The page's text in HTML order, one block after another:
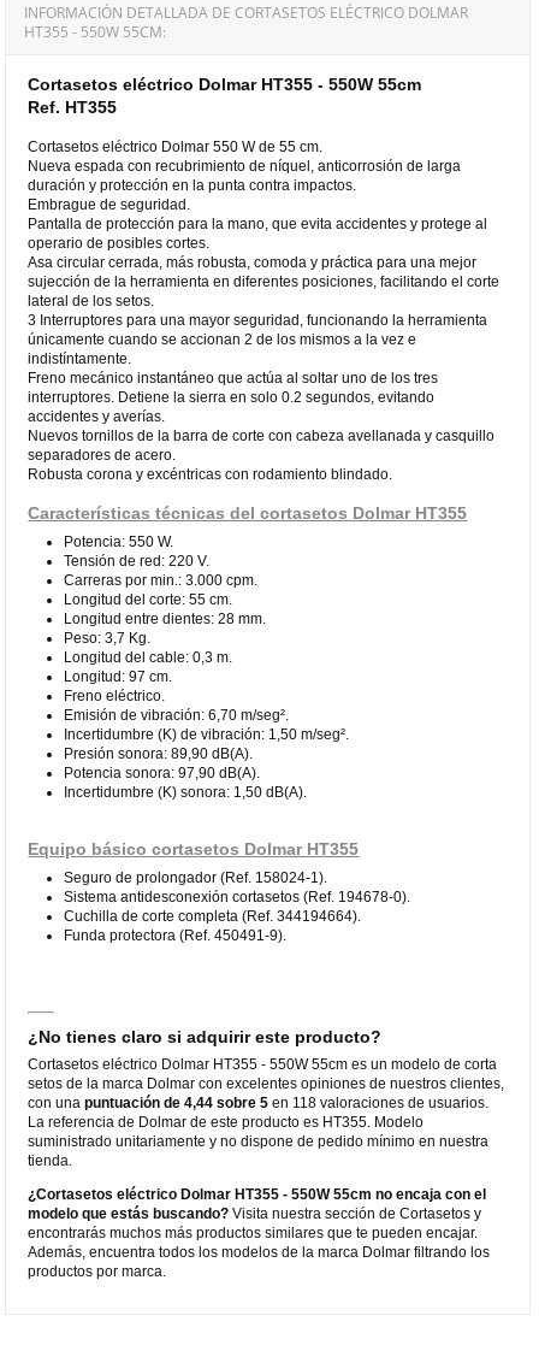
INFORMACIÓN DETALLADA DE CORTASETOS ELÉCTRICO DOLMAR
HT355 - 550W 55CM:
Cortasetos eléctrico Dolmar HT355 - 550W 55cm
Ref. HT355
Cortasetos eléctrico Dolmar 550 W de 55 cm.
Nueva espada con recubrimiento de níquel, anticorrosión de larga
duración y protección en la punta contra impactos.
Embrague de seguridad.
Pantalla de protección para la mano, que evita accidentes y protege al
operario de posibles cortes.
Asa circular cerrada, más robusta, comoda y práctica para una mejor
sujección de la herramienta en diferentes posiciones, facilitando el corte
lateral de los setos.
3 Interruptores para una mayor seguridad, funcionando la herramienta
únicamente cuando se accionan 2 de los mismos a la vez e
indistíntamente.
Freno mecánico instantáneo que actúa al soltar uno de los tres
interruptores. Detiene la sierra en solo 0.2 segundos, evitando
accidentes y averías.
Nuevos tornillos de la barra de corte con cabeza avellanada y casquillo
separadores de acero.
Robusta corona y excéntricas con rodamiento blindado.
Características técnicas del cortasetos Dolmar HT355
Potencia: 550 W.
Tensión de red: 220 V.
Carreras por min.: 3.000 cpm.
Longitud del corte: 55 cm.
Longitud entre dientes: 28 mm.
Peso: 3,7 Kg.
Longitud del cable: 0,3 m.
Longitud: 97 cm.
Freno eléctrico.
Emisión de vibración: 6,70 m/seg².
Incertidumbre (K) de vibración: 1,50 m/seg².
Presión sonora: 89,90 dB(A).
Potencia sonora: 97,90 dB(A).
Incertidumbre (K) sonora: 1,50 dB(A).
Equipo básico cortasetos Dolmar HT355
Seguro de prolongador (Ref. 158024-1).
Sistema antidesconexión cortasetos (Ref. 194678-0).
Cuchilla de corte completa (Ref. 344194664).
Funda protectora (Ref. 450491-9).
¿No tienes claro si adquirir este producto?
Cortasetos eléctrico Dolmar HT355 - 550W 55cm es un modelo de corta
setos de la marca Dolmar con excelentes opiniones de nuestros clientes,
con unapuntuación de 4,44 sobre 5 en 118 valoraciones de usuarios.
La referencia de Dolmar de este producto es HT355. Modelo
suministrado unitariamente y no dispone de pedido mínimo en nuestra
tienda.
¿Cortasetos eléctrico Dolmar HT355 - 550W 55cm no encaja con el
modelo que estás buscando? Visita nuestra sección de Cortasetos y
encontrarás muchos más productos similares que te pueden encajar.
Además, encuentra todos los modelos de la marca Dolmar filtrando los
productos por marca.